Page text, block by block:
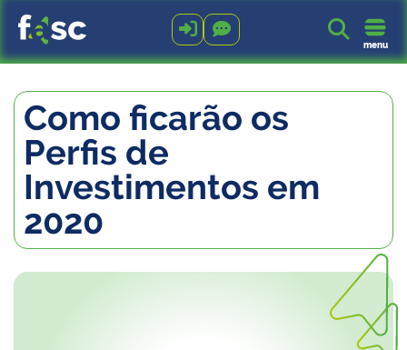
  
menu
Como ficarão os
Perfis de
Investimentos em
2020